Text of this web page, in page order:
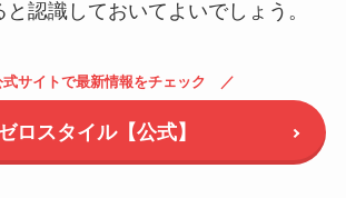
認識しておいてよいでしょう。
式サイトで最新情報をチェック
ロスタイル【公式】